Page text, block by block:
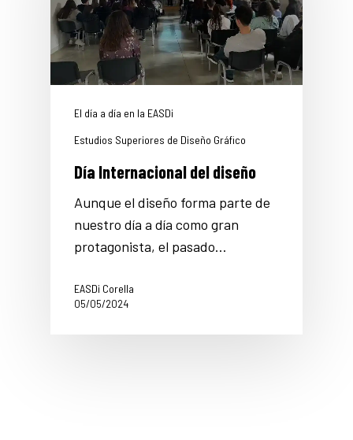
El día a día en la EASDi
Estudios Superiores de Diseño Gráfico
Día Internacional del diseño
Aunque el diseño forma parte de
nuestro día a día como gran
protagonista, el pasado…
EASDi Corella
05/05/2024